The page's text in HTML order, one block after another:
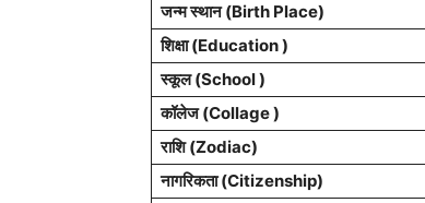
जन्म स्थान (Birth Place)
शिक्षा (Education )
स्कूल (School )
कॉलेज (Collage )
राशि(Zodiac)
नागरिकता(Citizenship)